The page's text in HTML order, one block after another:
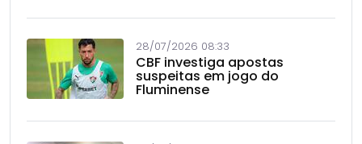
28/07/2026 08:33
CBF investiga apostas
suspeitas em jogo do
Fluminense